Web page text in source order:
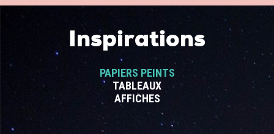
Inspirations
PAPIERS PEINTS
TABLEAUX
AFFICHES